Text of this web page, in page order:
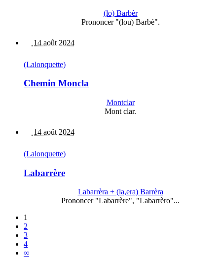
(lo) Barbèr
Prononcer "(lou) Barbè".
14 août 2024
(Lalonquette)
Chemin Moncla
Montclar
Mont clar.
14 août 2024
(Lalonquette)
Labarrère
Labarrèra + (la,era) Barrèra
Prononcer "Labarrère", "Labarrèro"...
1
2
3
4
∞